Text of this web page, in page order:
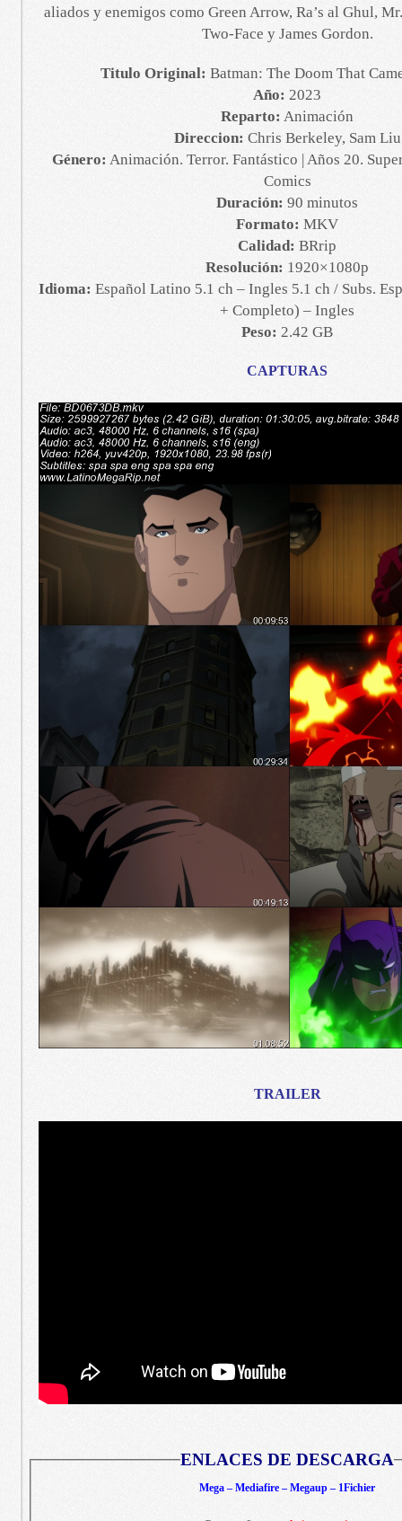
aliados y enemigos como Green Arrow, Ra’s al Ghul,
Two-Face y James Gordon.
Titulo Original: Batman: The Doom That
Año: 2023
Reparto: Animación
Direccion: Chris Berkeley, Sam Liu
Género: Animación. Terror. Fantástico | Años 20.
Comics
Duración: 90 minutos
Formato: MKV
Calidad: BRrip
Resolución: 1920×1080p
Idioma: Español Latino 5.1 ch – Ingles 5.1 ch / Subs.
+ Completo) – Ingles
Peso: 2.42 GB
CAPTURAS
TRAILER
ENLACES DE DESCARGA
Mega – Mediafire – Megaup – 1Fichier